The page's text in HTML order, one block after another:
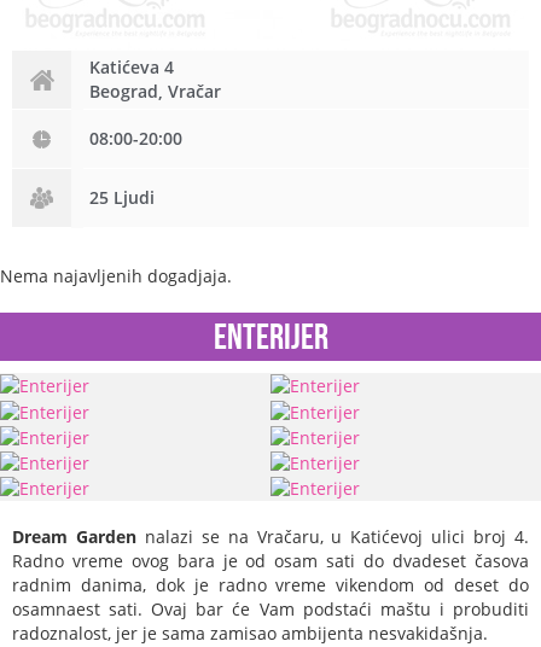
Katićeva 4
Beograd, Vračar
08:00-20:00
25 Ljudi
Nema najavljenih dogadjaja.
Enterijer
Dream Gardennalazi se na Vračaru, u Katićevoj ulici broj 4.
Radno vreme ovog bara je od osam sati do dvadeset časova
radnim danima, dok je radno vreme vikendom od deset do
osamnaest sati. Ovaj bar će Vam podstaći maštu i probuditi
radoznalost, jer je sama zamisao ambijenta nesvakidašnja.